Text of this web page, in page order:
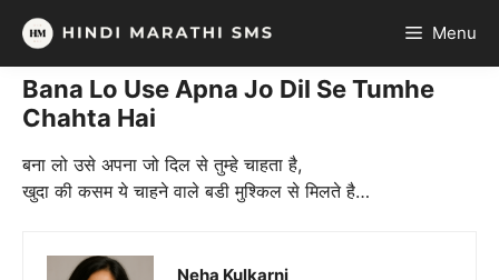
Skip
content
Menu
Bana Lo Use Apna Jo Dil Se Tumhe
Chahta Hai
बना लो उसे अपना जो दिल से तुम्हे चाहता है,
खुदा की कसम ये चाहने वाले बडी मुश्किल से मिलते है…
Neha Kulkarni